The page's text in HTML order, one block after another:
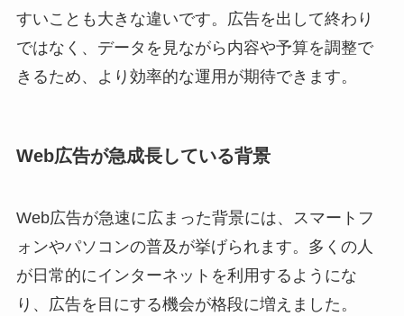
すいことも大きな違いです。広告を出して終わり
ではなく、データを見ながら内容や予算を調整で
きるため、より効率的な運用が期待できます。
Web広告が急成長している背景
Web広告が急速に広まった背景には、スマートフ
ォンやパソコンの普及が挙げられます。多くの人
が日常的にインターネットを利用するようにな
り、広告を目にする機会が格段に増えました。